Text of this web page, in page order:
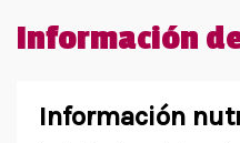
Información
Información